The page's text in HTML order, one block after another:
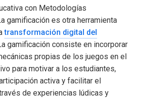
con Metodologías
gamificación es otra herramienta
transformación digital del
gamificación consiste en incorporar
propias de los juegos en el
para motivar a los estudiantes,
activa y facilitar el
de experiencias lúdicas y